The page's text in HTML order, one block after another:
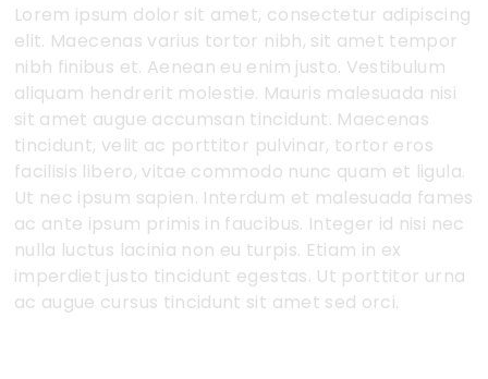
Lorem ipsum dolor sit amet, consectetur adipiscing
elit. Maecenas varius tortor nibh, sit amet tempor
nibh finibus et. Aenean eu enim justo. Vestibulum
aliquam hendrerit molestie. Mauris malesuada nisi
sit amet augue accumsan tincidunt. Maecenas
tincidunt, velit ac porttitor pulvinar, tortor eros
facilisis libero, vitae commodo nunc quam et ligula.
Ut nec ipsum sapien. Interdum et malesuada fames
ac ante ipsum primis in faucibus. Integer id nisi nec
nulla luctus lacinia non eu turpis. Etiam in ex
imperdiet justo tincidunt egestas. Ut porttitor urna
ac augue cursus tincidunt sit amet sed orci.